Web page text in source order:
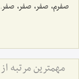
صفرم، صفر، صفر، صفر.